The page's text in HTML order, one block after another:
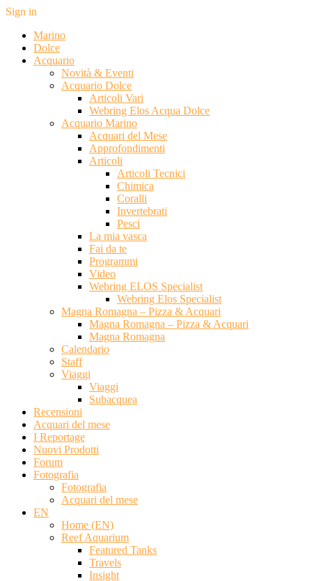
Sign in
Marino
Dolce
Acquario
Novità & Eventi
Acquario Dolce
Articoli Vari
Webring Elos Acqua Dolce
Acquario Marino
Acquari del Mese
Approfondimenti
Articoli
Articoli Tecnici
Chimica
Coralli
Invertebrati
Pesci
La mia vasca
Fai da te
Programmi
Video
Webring ELOS Specialist
Webring Elos Specialist
Magna Romagna – Pizza & Acquari
Magna Romagna – Pizza & Acquari
Magna Romagna
Calendario
Staff
Viaggi
Viaggi
Subacquea
Recensioni
Acquari del mese
I Reportage
Nuovi Prodotti
Forum
Fotografia
Fotografia
Acquari del mese
EN
Home (EN)
Reef Aquarium
Featured Tanks
Travels
Insight